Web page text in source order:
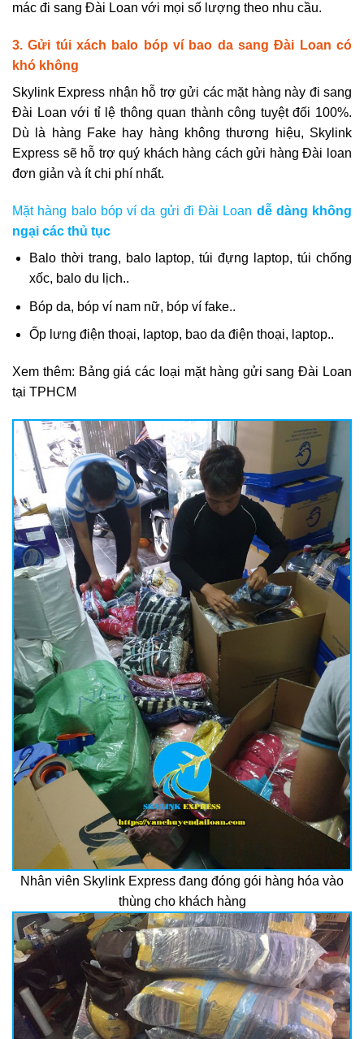
mác đi sang Đài Loan với mọi số lượng theo nhu cầu.
3. Gửi túi xách balo bóp ví bao da sang Đài Loan có
khó không
Skylink Express nhận hỗ trợ gửi các mặt hàng này đi sang
Đài Loan với tỉ lệ thông quan thành công tuyệt đối 100%.
Dù là hàng Fake hay hàng không thương hiệu, Skylink
Express sẽ hỗ trợ quý khách hàng cách gửi hàng Đài loan
đơn giản và ít chi phí nhất.
Mặt hàng balo bóp ví da gửi đi Đài Loan dễ dàng không
ngại các thủ tục
Balo thời trang, balo laptop, túi đựng laptop, túi chống
xốc, balo du lịch..
Bóp da, bóp ví nam nữ, bóp ví fake..
Ốp lưng điện thoại, laptop, bao da điện thoại, laptop..
Xem thêm: Bảng giá các loại mặt hàng gửi sang Đài Loan
tại TPHCM
Nhân viên Skylink Express đang đóng gói hàng hóa vào
thùng cho khách hàng